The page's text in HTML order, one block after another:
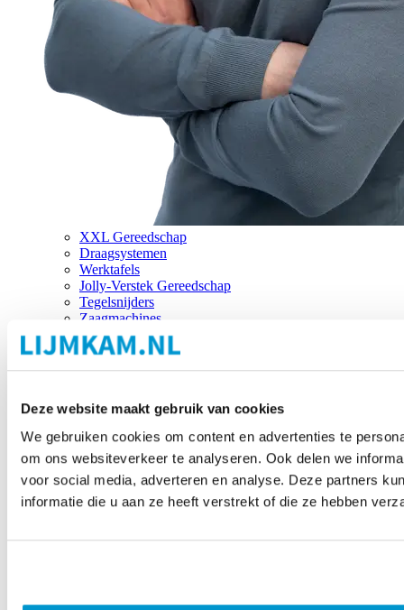
Deze website maakt gebruik van cookies
We gebruiken cookies om content en advertenties te
om ons websiteverkeer te analyseren. Ook delen we
voor social media, adverteren en analyse. Deze partners
informatie die u aan ze heeft verstrekt of die ze hebben
XXL Gereedschap
Draagsystemen
Werktafels
Jolly-Verstek Gereedschap
Tegelsnijders
Zaagmachines
Merken